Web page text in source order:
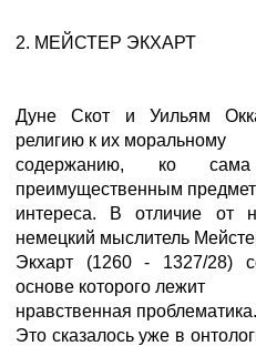
2. МЕЙСТЕР ЭКХАРТ
Дуне Скот и Уильям
религию к их моральному
содержанию, ко
преимущественным
интереса. В отличие от
немецкий мыслитель
Экхарт (1260 - 1327/28)
основе которого лежит
нравственная проблематика.
Это сказалось уже в